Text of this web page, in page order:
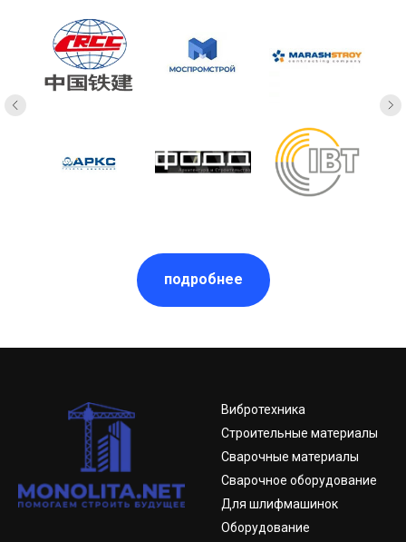
подробнее
Вибротехника
Строительные материалы
Сварочные материалы
Сварочное оборудование
Для шлифмашинок
Оборудование